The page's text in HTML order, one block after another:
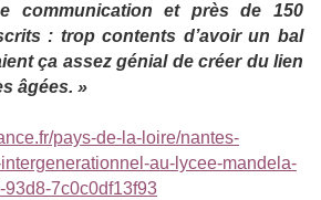
communication et près de 150
: trop contents d’avoir un bal
ça assez génial de créer du lien
âgées. »
pays-de-la-loire/nantes-
au-lycee-mandela-
7c0c0df13f93